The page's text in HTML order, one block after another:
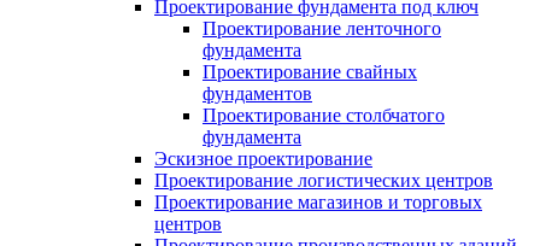
Проектирование фундамента под ключ
Проектирование ленточного
фундамента
Проектирование свайных
фундаментов
Проектирование столбчатого
фундамента
Эскизное проектирование
Проектирование логистических центров
Проектирование магазинов и торговых
центров